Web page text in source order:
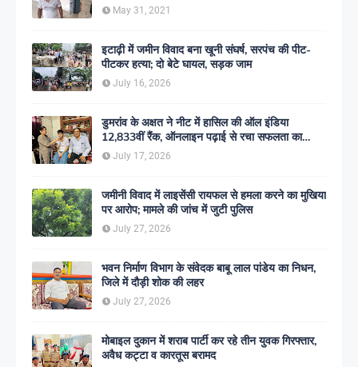
May 31, 2021
इटाढ़ी में जमीन विवाद बना खूनी संघर्ष, सरपंच की पीट-
पीटकर हत्या; दो बेटे घायल, सड़क जाम
July 16, 2026
डुमरांव के अक्षत ने नीट में हासिल की ऑल इंडिया
12,833वीं रैंक, ऑनलाइन पढ़ाई से रचा सफलता का
इतिहास
July 17, 2026
जमीनी विवाद में लाइसेंसी रायफल से हमला करने का मुखिया
पर आरोप; मामले की जांच में जुटी पुलिस
July 27, 2026
भवन निर्माण विभाग के संवेदक बाबू लाल पांडेय का निधन,
जिले में दौड़ी शोक की लहर
July 27, 2026
मोबाइल दुकान में शराब पार्टी कर रहे तीन युवक गिरफ्तार,
अवैध कट्टा व कारतूस बरामद